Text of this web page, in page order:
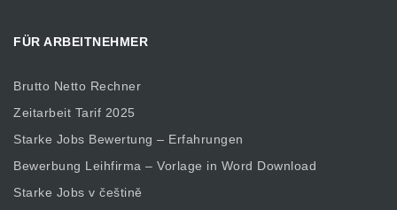
FÜR ARBEITNEHMER
Brutto Netto Rechner
Zeitarbeit Tarif 2025
Starke Jobs Bewertung – Erfahrungen
Bewerbung Leihfirma – Vorlage in Word Download
Starke Jobs v češtině